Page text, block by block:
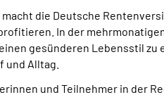
die Deutsche
In der
gesünderen Lebensstil
Alltag.
und Teilnehmer in der